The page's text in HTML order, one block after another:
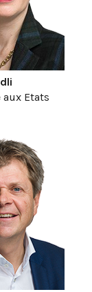
Etats